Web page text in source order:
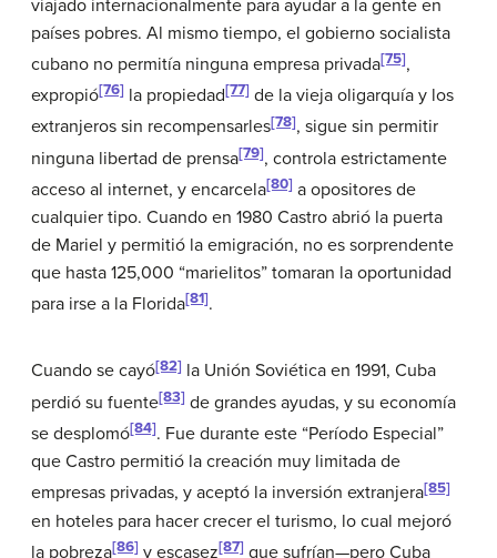
viajado internacionalmente para ayudar a la gente en
países pobres. Al mismo tiempo, el gobierno socialista
cubano no permitía ninguna empresa privada[75],
expropió[76] la propiedad[77] de la vieja oligarquía y los
extranjeros sin recompensarles[78], sigue sin permitir
ninguna libertad de prensa[79], controla estrictamente
acceso al internet, y encarcela[80] a opositores de
cualquier tipo. Cuando en 1980 Castro abrió la puerta
de Mariel y permitió la emigración, no es sorprendente
que hasta 125,000 “marielitos” tomaran la oportunidad
para irse a la Florida[81].
Cuando se cayó[82] la Unión Soviética en 1991, Cuba
perdió su fuente[83] de grandes ayudas, y su economía
se desplomó[84]. Fue durante este “Período Especial”
que Castro permitió la creación muy limitada de
empresas privadas, y aceptó la inversión extranjera[85]
en hoteles para hacer crecer el turismo, lo cual mejoró
la pobreza[86] y escasez[87] que sufrían—pero Cuba